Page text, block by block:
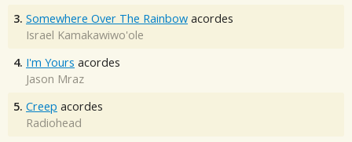
3. Somewhere Over The Rainbow acordes
Israel Kamakawiwo'ole
4. I'm Yours acordes
Jason Mraz
5. Creep acordes
Radiohead